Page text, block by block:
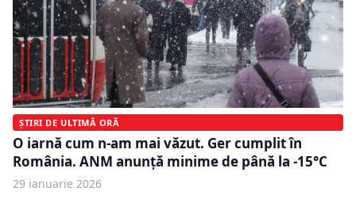
ȘTIRI DE ULTIMĂ ORĂ
O iarnă cum n-am mai văzut. Ger cumplit în
România. ANM anunță minime de până la -15°C
29 ianuarie 2026